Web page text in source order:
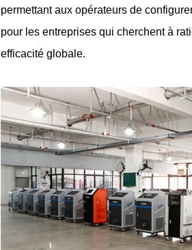
permettant aux opérateurs de
pour les entreprises qui cherchent à
efficacité globale.